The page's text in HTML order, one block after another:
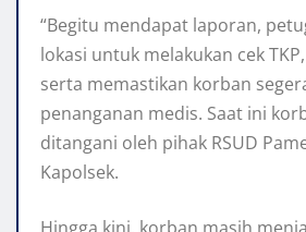
“Begitu mendapat laporan,
lokasi untuk melakukan cek
serta memastikan korban
penanganan medis. Saat ini
ditangani oleh pihak RSUD
Kapolsek.